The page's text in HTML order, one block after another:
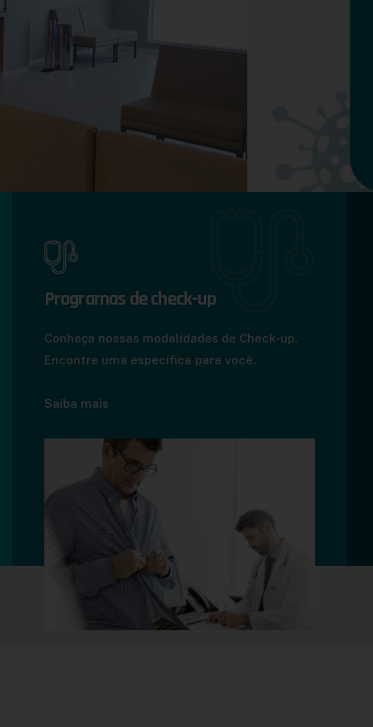
Programas de check-up
Conheça nossas modalidades de Check-up.
Encontre uma específica para você.
Saiba mais